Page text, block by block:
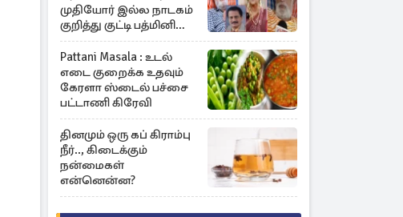
முதியோர் இல்ல நாடகம்
குறித்து குட்டி பத்மினி
பரபரப்பு பேட்டி
Pattani Masala : உடல்
எடை குறைக்க உதவும்
கேரளா ஸ்டைல் பச்சை
பட்டாணி கிரேவி
தினமும் ஒரு கப் கிராம்பு
நீர்.., கிடைக்கும்
நன்மைகள்
என்னென்ன?